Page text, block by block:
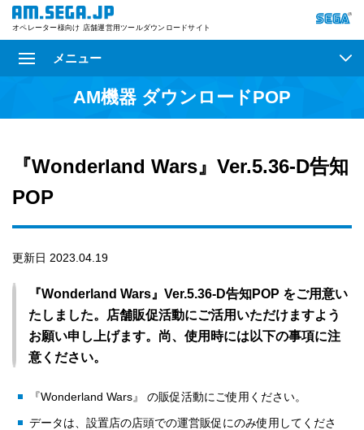
オペレーター様向け 店舗運営用ツールダウンロードサイト
メニュー
AM機器 ダウンロードPOP
『Wonderland Wars』Ver.5.36-D告知
POP
更新日 2023.04.19
『Wonderland Wars』Ver.5.36-D告知POP をご用意い
たしました。店舗販促活動にご活用いただけますよう
お願い申し上げます。尚、使用時には以下の事項に注
意ください。
『Wonderland Wars』 の販促活動にご使用ください。
データは、設置店の店頭での運営販促にのみ使用してくださ